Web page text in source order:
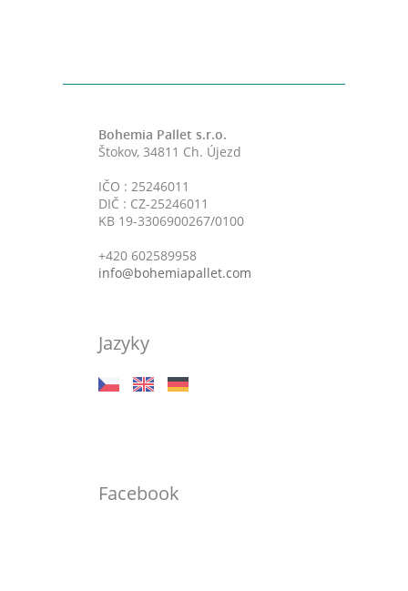
Bohemia Pallet s.r.o.
Štokov, 34811 Ch. Újezd
IČO : 25246011
DIČ : CZ-25246011
KB 19-3306900267/0100
+420 602589958
info@bohemiapallet.com
Jazyky
Facebook